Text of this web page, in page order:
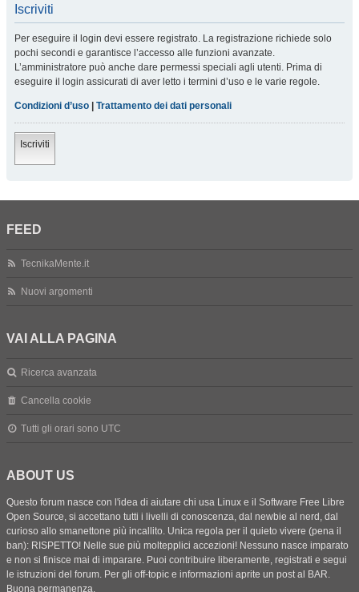
Iscriviti
Per eseguire il login devi essere registrato. La registrazione richiede solo
pochi secondi e garantisce l’accesso alle funzioni avanzate.
L’amministratore può anche dare permessi speciali agli utenti. Prima di
eseguire il login assicurati di aver letto i termini d’uso e le varie regole.
Condizioni d’uso Trattamento dei dati personali
Iscriviti
FEED
TecnikaMente.it
Nuovi argomenti
VAI ALLA PAGINA
Ricerca avanzata
Cancella cookie
Tutti gli orari sono UTC
ABOUT US
Questo forum nasce con l'idea di aiutare chi usa Linux e il Software Free Libre
Open Source, si accettano tutti i livelli di conoscenza, dal newbie al nerd, dal
curioso allo smanettone più incallito. Unica regola per il quieto vivere (pena il
ban): RISPETTO! Nelle sue più moltepplici accezioni! Nessuno nasce imparato
e non si finisce mai di imparare. Puoi contribuire liberamente, registrati e segui
le istruzioni del forum. Per gli off-topic e informazioni aprite un post al BAR.
Buona permanenza.